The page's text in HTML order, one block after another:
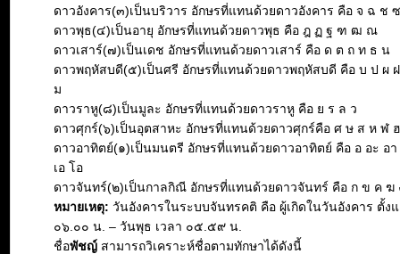
ดาวอังคาร(๓)เป็นบริวาร อักษรที่แทนด้วยดาวอังคาร คือ จ ฉ ช
ดาวพุธ(๔)เป็นอายุ อักษรที่แทนด้วยดาวพุธ คือ ฎ ฏ ฐ ฑ ฒ ณ
ดาวเสาร์(๗)เป็นเดช อักษรที่แทนด้วยดาวเสาร์ คือ ด ต ถ ท ธ น
ดาวพฤหัสบดี(๕)เป็นศรี อักษรที่แทนด้วยดาวพฤหัสบดี คือ บ ป ผ
ม
ดาวราหู(๘)เป็นมูละ อักษรที่แทนด้วยดาวราหู คือ ย ร ล ว
ดาวศุกร์(๖)เป็นอุตสาหะ อักษรที่แทนด้วยดาวศุกร์คือ ศ ษ ส ห ฬ ฮ
ดาวอาทิตย์(๑)เป็นมนตรี อักษรที่แทนด้วยดาวอาทิตย์ คือ อ อะ อา
เอ โอ
ดาวจันทร์(๒)เป็นกาลกิณี อักษรที่แทนด้วยดาวจันทร์ คือ ก ข ค ฆ
หมายเหตุ: วันอังคารในระบบจันทรคติ คือ ผู้เกิดในวันอังคาร ตั้งแ
๐๖.๐๐ น. – วันพุธ เวลา ๐๕.๕๙ น.
ชื่อพัชญ์ สามารถวิเคราะห์ชื่อตามทักษาได้ดังนี้